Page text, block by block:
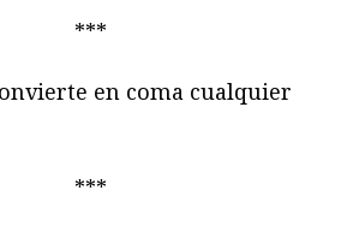
***
en coma cualquier
***